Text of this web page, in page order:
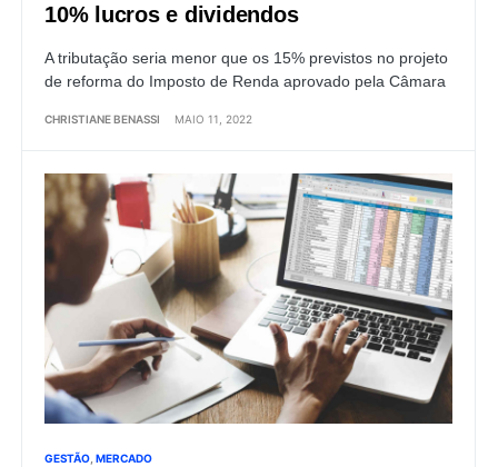
10% lucros e dividendos
A tributação seria menor que os 15% previstos no projeto
de reforma do Imposto de Renda aprovado pela Câmara
CHRISTIANE BENASSI MAIO 11, 2022
GESTÃO MERCADO